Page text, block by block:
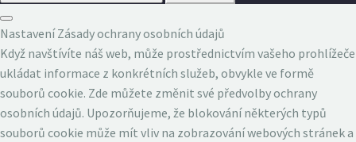
Nastavení Zásady ochrany osobních údajů
Když navštívíte náš web, může prostřednictvím vašeho prohlížeče
ukládat informace z konkrétních služeb, obvykle ve formě
souborů cookie. Zde můžete změnit své předvolby ochrany
osobních údajů. Upozorňujeme, že blokování některých typů
souborů cookie může mít vliv na zobrazování webových stránek a